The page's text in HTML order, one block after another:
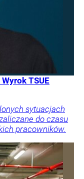
TSUE
sytuacjach
do czasu
pracowników.